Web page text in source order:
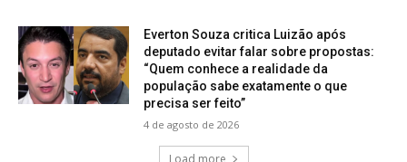
Everton Souza critica Luizão após
deputado evitar falar sobre propostas:
“Quem conhece a realidade da
população sabe exatamente o que
precisa ser feito”
4 de agosto de 2026
Load more